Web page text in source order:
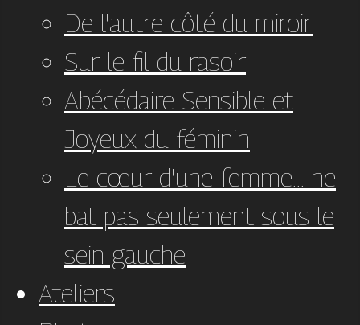
De l'autre côté du miroir
Sur le fil du rasoir
Abécédaire Sensible et
Joyeux du féminin
Le cœur d'une femme... ne
bat pas seulement sous le
sein gauche
Ateliers